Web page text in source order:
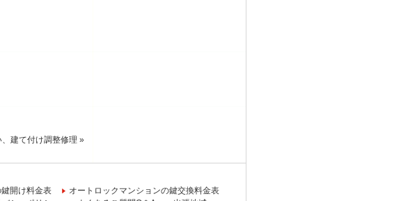
建て付け調整修理 »
開け料金表
オートロックマンションの鍵交換料金表